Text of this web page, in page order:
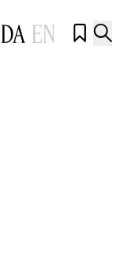
DA EN  